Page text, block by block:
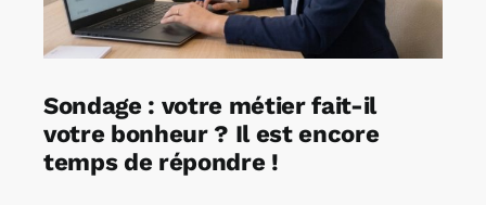
Sondage : votre métier fait-il
votre bonheur ? Il est encore
temps de répondre !